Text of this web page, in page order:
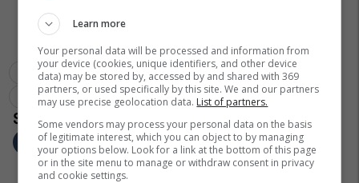
Euro 2024
Kombëtarja E Kosovës
Përfaqësuesja E Andorrës
Primoz Gliha
Learn more
Your personal data will be processed and information from
your device (cookies, unique identifiers, and other device
data) may be stored by, accessed by and shared with 369
partners, or used specifically by this site. We and our partners
may use precise geolocation data. List of partners.
Some vendors may process your personal data on the basis
of legitimate interest, which you can object to by managing
your options below. Look for a link at the bottom of this page
or in the site menu to manage or withdraw consent in privacy
and cookie settings.